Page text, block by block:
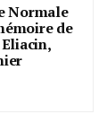
Normale
de